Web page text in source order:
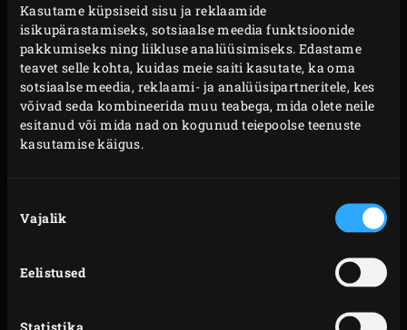
Kasutame küpsiseid sisu ja reklaamide
isikupärastamiseks, sotsiaalse meedia funktsioonide
pakkumiseks ning liikluse analüüsimiseks. Edastame
teavet selle kohta, kuidas meie saiti kasutate, ka oma
sotsiaalse meedia, reklaami- ja analüüsipartneritele, kes
võivad seda kombineerida muu teabega, mida olete neile
esitanud või mida nad on kogunud teiepoolse teenuste
kasutamise käigus.
valik
Vajalik
Eelistused
Ameerika sõdurid, kui maitsvad ja mahlased olid
jaapanlastekamado’s valmistatud toidud.
Koju naastes võtsid paljud neist kakamadosuveniiriks
kaasa, et ka kodused saaksid neid hõrke maitseid
nautida!